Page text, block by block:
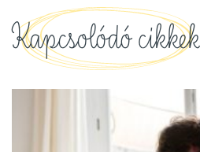
Kapcsolódó cikkek